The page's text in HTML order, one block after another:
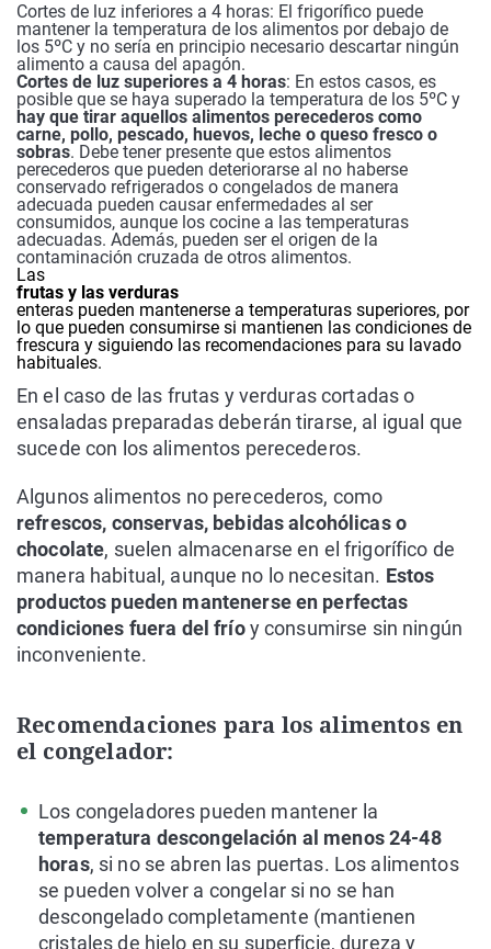
Cortes de luz inferiores a 4 horas: El frigorífico puede
mantener la temperatura de los alimentos por debajo de
los 5ºC y no sería en principio necesario descartar ningún
alimento a causa del apagón.
Cortes de luz superiores a 4 horas: En estos casos, es
posible que se haya superado la temperatura de los 5ºC y
hay que tirar aquellos alimentos perecederos como
carne, pollo, pescado, huevos, leche o queso fresco o
sobras. Debe tener presente que estos alimentos
perecederos que pueden deteriorarse al no haberse
conservado refrigerados o congelados de manera
adecuada pueden causar enfermedades al ser
consumidos, aunque los cocine a las temperaturas
adecuadas. Además, pueden ser el origen de la
contaminación cruzada de otros alimentos.
Las
frutas y las verduras
enteras pueden mantenerse a temperaturas superiores, por
lo que pueden consumirse si mantienen las condiciones de
frescura y siguiendo las recomendaciones para su lavado
habituales.
En el caso de las frutas y verduras cortadas o
ensaladas preparadas deberán tirarse, al igual que
sucede con los alimentos perecederos.
Algunos alimentos no perecederos, como
refrescos, conservas, bebidas alcohólicas o
chocolate, suelen almacenarse en el frigorífico de
manera habitual, aunque no lo necesitan. Estos
productos pueden mantenerse en perfectas
condiciones fuera del fríoy consumirse sin ningún
inconveniente.
Recomendaciones para los alimentos en
el congelador:
Los congeladores pueden mantener la
temperatura descongelación al menos 24-48
horas, si no se abren las puertas. Los alimentos
se pueden volver a congelar si no se han
descongelado completamente (mantienen
cristales de hielo en su superficie, dureza y